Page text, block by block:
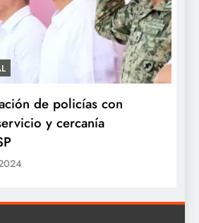
de policías con
y cercanía